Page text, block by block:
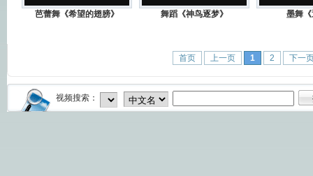
芭蕾舞《希望的翅膀》 舞蹈《神鸟逐梦》 墨舞
首页 上一页 1 2 下一
视频搜索：